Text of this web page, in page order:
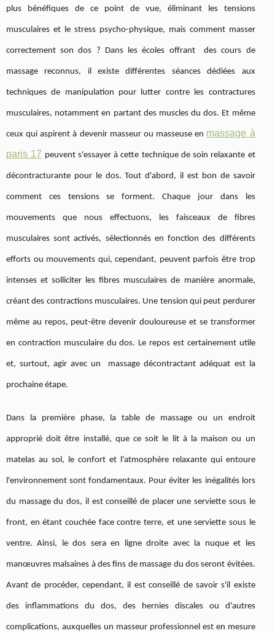
plus bénéfiques de ce point de vue, éliminant les tensions
musculaires et le stress psycho-physique, mais comment masser
correctement son dos ? Dans les écoles offrant des cours de
massage reconnus, il existe différentes séances dédiées aux
techniques de manipulation pour lutter contre les contractures
musculaires, notamment en partant des muscles du dos. Et même
ceux qui aspirent à devenir masseur ou masseuse en massage à
paris 17 peuvent s'essayer à cette technique de soin relaxante et
décontracturante pour le dos. Tout d'abord, il est bon de savoir
comment ces tensions se forment. Chaque jour dans les
mouvements que nous effectuons, les faisceaux de fibres
musculaires sont activés, sélectionnés en fonction des différents
efforts ou mouvements qui, cependant, peuvent parfois être trop
intenses et solliciter les fibres musculaires de manière anormale,
créant des contractions musculaires. Une tension qui peut perdurer
même au repos, peut-être devenir douloureuse et se transformer
en contraction musculaire du dos. Le repos est certainement utile
et, surtout, agir avec un massage décontractant adéquat est la
prochaine étape.
Dans la première phase, la table de massage ou un endroit
approprié doit être installé, que ce soit le lit à la maison ou un
matelas au sol, le confort et l'atmosphère relaxante qui entoure
l'environnement sont fondamentaux. Pour éviter les inégalités lors
du massage du dos, il est conseillé de placer une serviette sous le
front, en étant couchée face contre terre, et une serviette sous le
ventre. Ainsi, le dos sera en ligne droite avec la nuque et les
manœuvres malsaines à des fins de massage du dos seront évitées.
Avant de procéder, cependant, il est conseillé de savoir s'il existe
des inflammations du dos, des hernies discales ou d'autres
complications, auxquelles un masseur professionnel est en mesure